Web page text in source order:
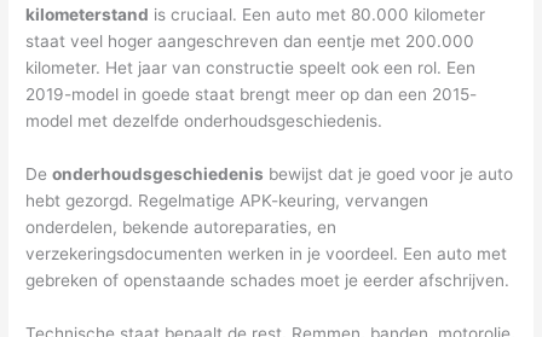
kilometerstand is cruciaal. Een auto met 80.000 kilometer
staat veel hoger aangeschreven dan eentje met 200.000
kilometer. Het jaar van constructie speelt ook een rol. Een
2019-model in goede staat brengt meer op dan een 2015-
model met dezelfde onderhoudsgeschiedenis.
Deonderhoudsgeschiedenis bewijst dat je goed voor je auto
hebt gezorgd. Regelmatige APK-keuring, vervangen
onderdelen, bekende autoreparaties, en
verzekeringsdocumenten werken in je voordeel. Een auto met
gebreken of openstaande schades moet je eerder afschrijven.